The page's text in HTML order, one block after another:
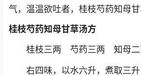
气，温温欲吐者，桂枝芍药知母甘
桂枝芍药知母甘草汤方
桂枝三两 芍药三两 知母
右四味，以水六升，煮取三